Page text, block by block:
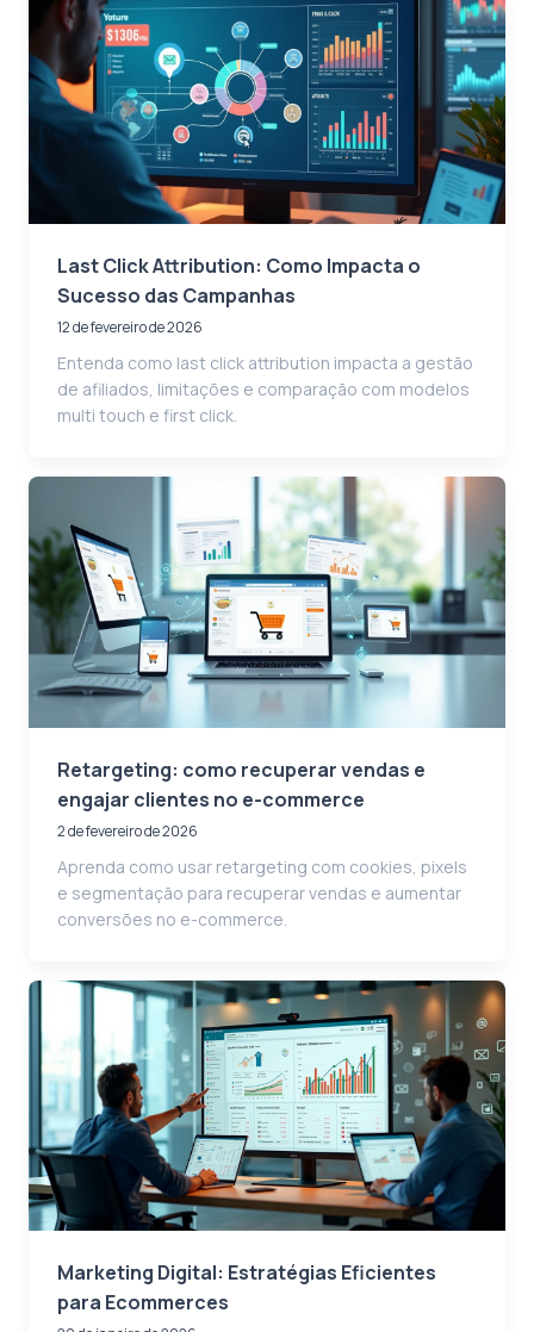
Last Click Attribution: Como Impacta o
Sucesso das Campanhas
12 de fevereiro de 2026
Entenda como last click attribution impacta a gestão
de afiliados, limitações e comparação com modelos
multi touch e first click.
Retargeting: como recuperar vendas e
engajar clientes no e-commerce
2 de fevereiro de 2026
Aprenda como usar retargeting com cookies, pixels
e segmentação para recuperar vendas e aumentar
conversões no e-commerce.
Marketing Digital: Estratégias Eficientes
para Ecommerces